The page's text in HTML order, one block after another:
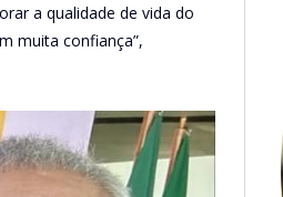
a qualidade de vida do
muita confiança”,